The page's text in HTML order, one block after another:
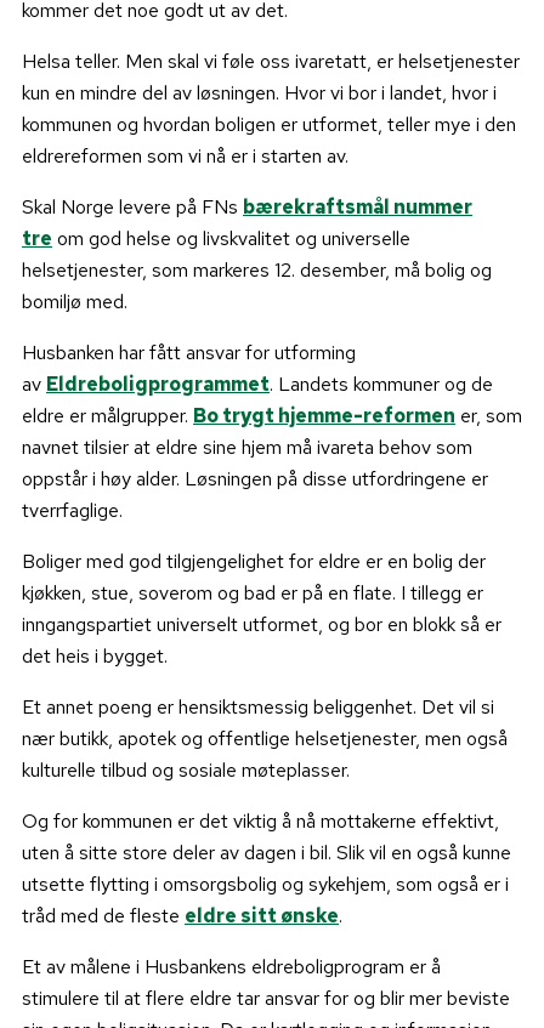
kommer det noe godt ut av det.
Helsa teller. Men skal vi føle oss ivaretatt, er helsetjenester
kun en mindre del av løsningen. Hvor vi bor i landet, hvor i
kommunen og hvordan boligen er utformet, teller mye i den
eldrereformen som vi nå er i starten av.
Skal Norge levere på FNs bærekraftsmål nummer
tre om god helse og livskvalitet og universelle
helsetjenester, som markeres 12. desember, må bolig og
bomiljø med.
Husbanken har fått ansvar for utforming
av Eldreboligprogrammet. Landets kommuner og de
eldre er målgrupper. Bo trygt hjemme-reformen er, som
navnet tilsier at eldre sine hjem må ivareta behov som
oppstår i høy alder. Løsningen på disse utfordringene er
tverrfaglige.
Boliger med god tilgjengelighet for eldre er en bolig der
kjøkken, stue, soverom og bad er på en flate. I tillegg er
inngangspartiet universelt utformet, og bor en blokk så er
det heis i bygget.
Et annet poeng er hensiktsmessig beliggenhet. Det vil si
nær butikk, apotek og offentlige helsetjenester, men også
kulturelle tilbud og sosiale møteplasser.
Og for kommunen er det viktig å nå mottakerne effektivt,
uten å sitte store deler av dagen i bil. Slik vil en også kunne
utsette flytting i omsorgsbolig og sykehjem, som også er i
tråd med de fleste eldre sitt ønske.
Et av målene i Husbankens eldreboligprogram er å
stimulere til at flere eldre tar ansvar for og blir mer beviste